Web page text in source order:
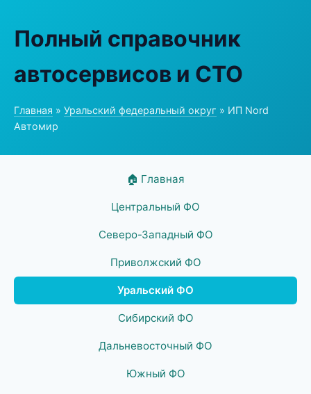
Полный справочник
автосервисов и СТО
Главная » Уральский федеральный округ » ИП Nord
Автомир
🏠 Главная
Центральный ФО
Северо-Западный ФО
Приволжский ФО
Уральский ФО
Сибирский ФО
Дальневосточный ФО
Южный ФО